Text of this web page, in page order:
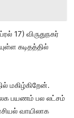
17) விருதுநகர்
கடிதத்தில்
மகிழ்கிறேன்.
பயணம் பல லட்சம்
வாயிலாக